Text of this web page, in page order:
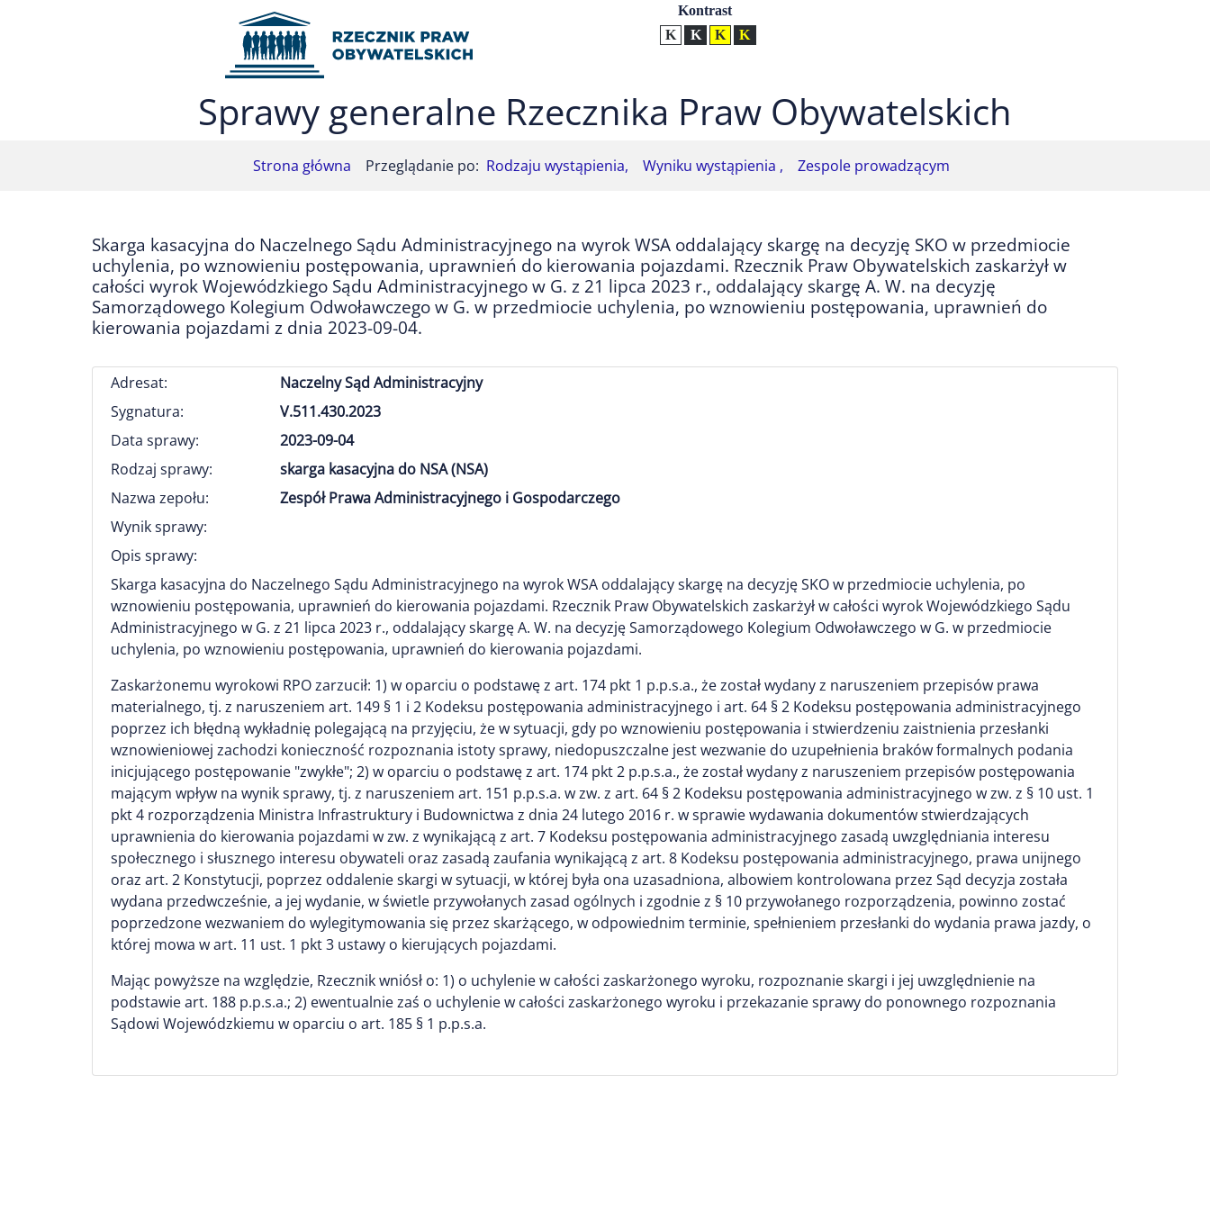
Przejdź do menu głównego (nacisnij Enter)
Przejdź do mapy serwisu (nacisnij Enter) UstawieniaKontrast
Kontrast normalny
Kontrast biały tekst na czarnym
Kontrast czarny tekst na żółtym
Sprawy generalne Rzecznika Praw Obywatelskich
Strona główna Przeglądanie po: Rodzaju wystąpienia, Wyniku wystąpienia , Zespole prowadzącym
Skarga kasacyjna do Naczelnego Sądu Administracyjnego na wyrok WSA oddalający skargę na decyzję SKO w przedmiocie
uchylenia, po wznowieniu postępowania, uprawnień do kierowania pojazdami. Rzecznik Praw Obywatelskich zaskarżył w
całości wyrok Wojewódzkiego Sądu Administracyjnego w G. z 21 lipca 2023 r., oddalający skargę A. W. na decyzję
Samorządowego Kolegium Odwoławczego w G. w przedmiocie uchylenia, po wznowieniu postępowania, uprawnień do
kierowania pojazdami z dnia 2023-09-04.
Adresat:
Naczelny Sąd Administracyjny
Sygnatura:
V.511.430.2023
Data sprawy:
2023-09-04
Rodzaj sprawy:
skarga kasacyjna do NSA (NSA)
Nazwa zepołu:
Zespół Prawa Administracyjnego i Gospodarczego
Wynik sprawy:
Opis sprawy:
Skarga kasacyjna do Naczelnego Sądu Administracyjnego na wyrok WSA oddalający skargę na decyzję SKO w przedmiocie uchylenia, po
wznowieniu postępowania, uprawnień do kierowania pojazdami. Rzecznik Praw Obywatelskich zaskarżył w całości wyrok Wojewódzkiego Sądu
Administracyjnego w G. z 21 lipca 2023 r., oddalający skargę A. W. na decyzję Samorządowego Kolegium Odwoławczego w G. w przedmiocie
uchylenia, po wznowieniu postępowania, uprawnień do kierowania pojazdami.
Zaskarżonemu wyrokowi RPO zarzucił: 1) w oparciu o podstawę z art. 174 pkt 1 p.p.s.a., że został wydany z naruszeniem przepisów prawa
materialnego, tj. z naruszeniem art. 149 § 1 i 2 Kodeksu postępowania administracyjnego i art. 64 § 2 Kodeksu postępowania administracyjnego
poprzez ich błędną wykładnię polegającą na przyjęciu, że w sytuacji, gdy po wznowieniu postępowania i stwierdzeniu zaistnienia przesłanki
wznowieniowej zachodzi konieczność rozpoznania istoty sprawy, niedopuszczalne jest wezwanie do uzupełnienia braków formalnych podania
inicjującego postępowanie "zwykłe"; 2) w oparciu o podstawę z art. 174 pkt 2 p.p.s.a., że został wydany z naruszeniem przepisów postępowania
mającym wpływ na wynik sprawy, tj. z naruszeniem art. 151 p.p.s.a. w zw. z art. 64 § 2 Kodeksu postępowania administracyjnego w zw. z § 10 ust. 1
pkt 4 rozporządzenia Ministra Infrastruktury i Budownictwa z dnia 24 lutego 2016 r. w sprawie wydawania dokumentów stwierdzających
uprawnienia do kierowania pojazdami w zw. z wynikającą z art. 7 Kodeksu postępowania administracyjnego zasadą uwzględniania interesu
społecznego i słusznego interesu obywateli oraz zasadą zaufania wynikającą z art. 8 Kodeksu postępowania administracyjnego, prawa unijnego
oraz art. 2 Konstytucji, poprzez oddalenie skargi w sytuacji, w której była ona uzasadniona, albowiem kontrolowana przez Sąd decyzja została
wydana przedwcześnie, a jej wydanie, w świetle przywołanych zasad ogólnych i zgodnie z § 10 przywołanego rozporządzenia, powinno zostać
poprzedzone wezwaniem do wylegitymowania się przez skarżącego, w odpowiednim terminie, spełnieniem przesłanki do wydania prawa jazdy, o
której mowa w art. 11 ust. 1 pkt 3 ustawy o kierujących pojazdami.
Mając powyższe na względzie, Rzecznik wniósł o: 1) o uchylenie w całości zaskarżonego wyroku, rozpoznanie skargi i jej uwzględnienie na
podstawie art. 188 p.p.s.a.; 2) ewentualnie zaś o uchylenie w całości zaskarżonego wyroku i przekazanie sprawy do ponownego rozpoznania
Sądowi Wojewódzkiemu w oparciu o art. 185 § 1 p.p.s.a.